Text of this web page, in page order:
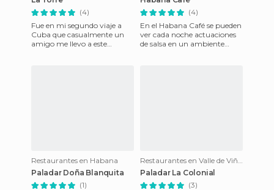
(4)
Fue en mi segundo viaje a
Cuba que casualmente un
amigo me llevo a este
(4)
En el Habana Café se pueden
ver cada noche actuaciones
de salsa en un ambiente
Restaurantes en Habana
Paladar Doña Blanquita
(1)
Restaurantes en Valle de Viñales
Paladar La Colonial
(3)